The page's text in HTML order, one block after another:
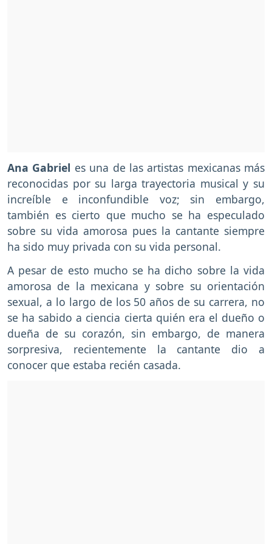
Ana Gabriel es una de las artistas mexicanas más
reconocidas por su larga trayectoria musical y su
increíble e inconfundible voz; sin embargo,
también es cierto que mucho se ha especulado
sobre su vida amorosa pues la cantante siempre
ha sido muy privada con su vida personal.
A pesar de esto mucho se ha dicho sobre la vida
amorosa de la mexicana y sobre su orientación
sexual, a lo largo de los 50 años de su carrera, no
se ha sabido a ciencia cierta quién era el dueño o
dueña de su corazón, sin embargo, de manera
sorpresiva, recientemente la cantante dio a
conocer que estaba recién casada.